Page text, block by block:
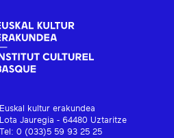
Euskal kultur erakundea
Lota Jauregia - 64480 Uztaritze
Tel: 0 (033)5 59 93 25 25